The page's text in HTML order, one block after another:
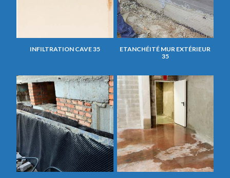
INFILTRATION CAVE 35
ETANCHÉITÉ MUR EXTÉRIEUR
35